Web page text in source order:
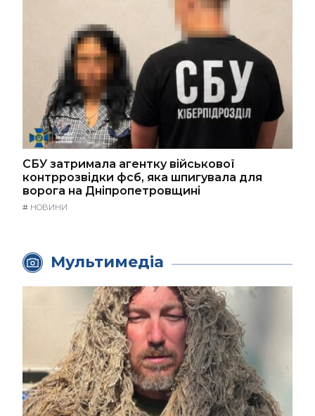
СБУ затримала агентку військової
контррозвідки фсб, яка шпигувала для
ворога на Дніпропетровщині
# НОВИНИ
Мультимедіа